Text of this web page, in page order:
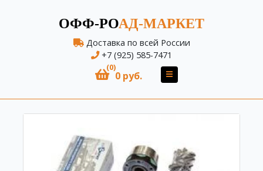
ОФФ-РОАД-МАРКЕТ
Доставка по всей России
+7 (925) 585-7471
(0)
0 руб.